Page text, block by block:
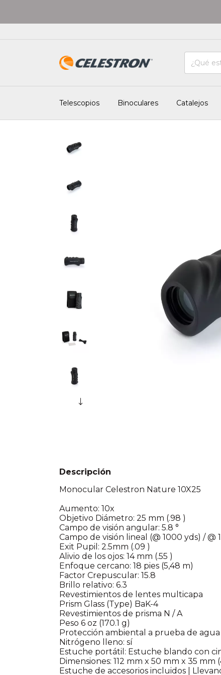
Telescopios Binoculares Catalejos
Descripción
Monocular Celestron Nature 10X25
Aumento: 10x
Objetivo Diámetro: 25 mm (.98 )
Campo de visión angular: 5.8 °
Campo de visión lineal (@ 1000 yds) / @
Exit Pupil: 2.5mm (.09 )
Alivio de los ojos: 14 mm (.55 )
Enfoque cercano: 18 pies (5,48 m)
Factor Crepuscular: 15.8
Brillo relativo: 6.3
Revestimientos de lentes multicapa
Prism Glass (Type) BaK-4
Revestimientos de prisma N / A
Peso 6 oz (170.1 g)
Protección ambiental a prueba de agua
Nitrógeno lleno: sí
Estuche portátil: Estuche blando con
Dimensiones: 112 mm x 50 mm x 35 mm
Estuche de accesorios incluidos |